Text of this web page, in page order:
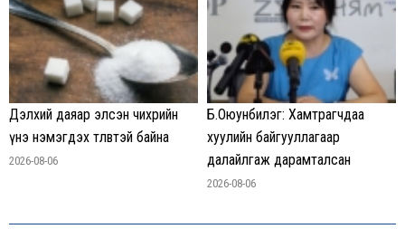
Дэлхий даяар элсэн чихрийн
үнэ нэмэгдэх төлөвтэй байна
2026-08-06
Б.Оюунбилэг: Хамтрагчдаа
хуулийн байгууллагаар
далайлгаж дарамталсан
2026-08-06